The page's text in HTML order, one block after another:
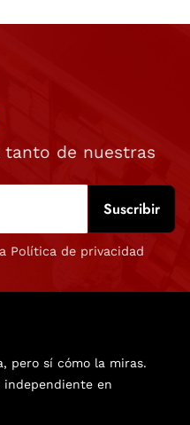
tanto de nuestras
Política de privacidad
pero sí cómo la miras.
en